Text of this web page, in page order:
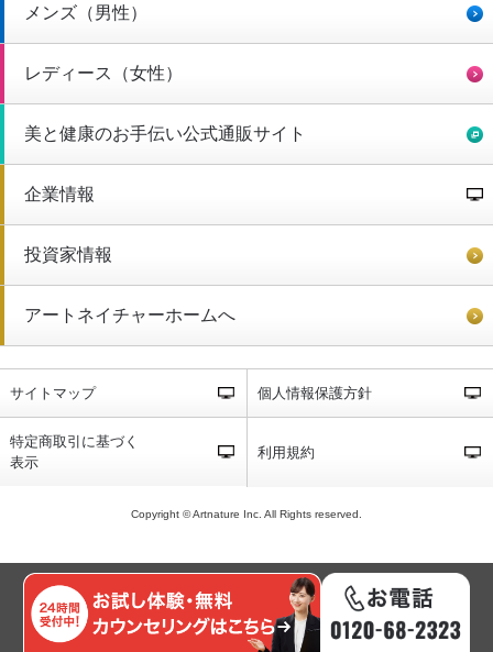
メンズ（男性）
レディース（女性）
美と健康のお手伝い公式通販サイト
企業情報
投資家情報
アートネイチャーホームへ
サイトマップ 個人情報保護方針
特定商取引に基づく
表示
利用規約
Copyright © Artnature Inc. All Rights reserved.